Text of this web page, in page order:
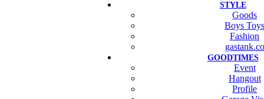
STYLE
Goods
Boys
Fashion
gastank.co
GOODTIMES
Event
Hangout
Profile